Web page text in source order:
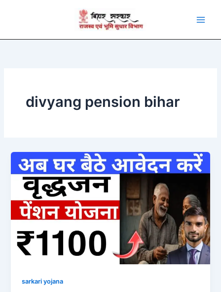
divyang pension bihar
sarkari yojana